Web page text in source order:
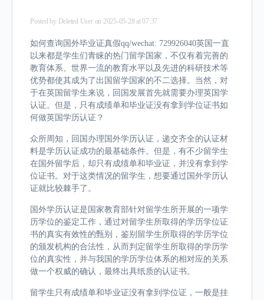
Posted by Deleted User on 2025-05-28 at 07:37
如何查询国外毕业证真假qq/wechat: 729926040英国一直
以来都是学生们青睐的热门留学国家，不仅有着完善的
教育体系、世界一流的教育水平以及先进的科研技术等
优势都使其成为了出国留学国家的不二选择。当然，对
于在英国留学生来说，回国发展首先就需要办理英国学
认证。但是，只有成绩单和毕业证没有拿到学位证书如
何做英国学历认证？
众所周知，回国办理国外学历认证，递交齐全的认证材
料是学历认证成功的最基础条件。但是，有不少留学生
在国外留学后，却只有成绩单和毕业证，并没有拿到学
位证书。对于这类情况的留学生，想要通过国外学历认
证就比较棘手了。
国外学历认证是国家教育部针对留学生所开展的一项学
历学位的鉴定工作，通过对留学生所取得的学历学位证
书的真实有效性的甄别，鉴别留学生所取得的学历学位
的颁发机构的合法性，从而判定留学生所取得的学历学
位的真实性，并与我国的学历学位体系的相对应的关系
做一个权威的确认，最终出具纸质的认证书。
留学生只有成绩单和毕业证没有拿到学位证，一般是挂